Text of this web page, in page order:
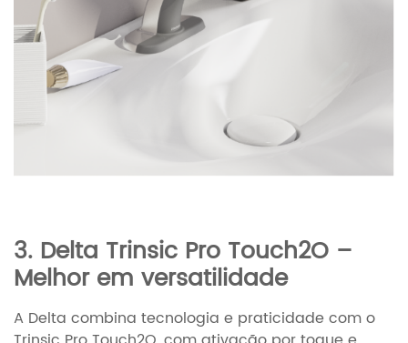
3. Delta Trinsic Pro Touch2O –
Melhor em versatilidade
A Delta combina tecnologia e praticidade com o